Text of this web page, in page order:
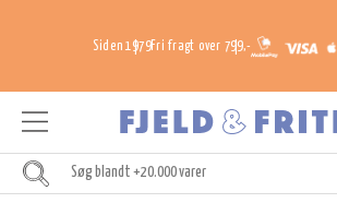
Siden 1979Fri fragt over 799,-